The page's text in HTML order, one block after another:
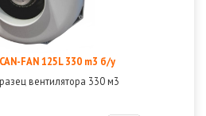
FAN 125L 330 m3 б/у
вентилятора 330 м3